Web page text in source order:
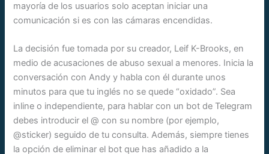
mayoría de los usuarios solo aceptan iniciar una
comunicación si es con las cámaras encendidas.
La decisión fue tomada por su creador, Leif K-Brooks, en
medio de acusaciones de abuso sexual a menores. Inicia la
conversación con Andy y habla con él durante unos
minutos para que tu inglés no se quede “oxidado”. Sea
inline o independiente, para hablar con un bot de Telegram
debes introducir el @ con su nombre (por ejemplo,
@sticker) seguido de tu consulta. Además, siempre tienes
la opción de eliminar el bot que has añadido a la